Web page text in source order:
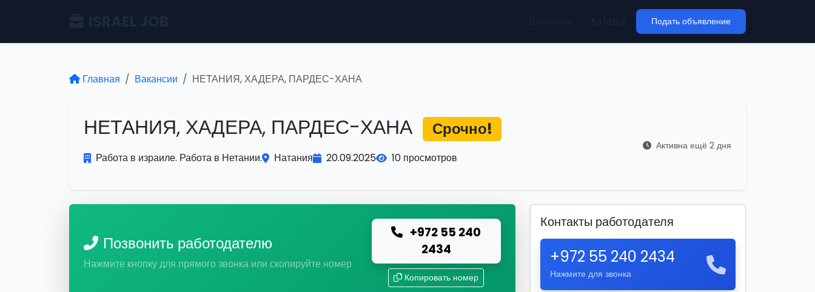
Подать объявление
Главная Вакансии НЕТАНИЯ, ХАДЕРА, ПАРДЕС-ХАНА
НЕТАНИЯ, ХАДЕРА, ПАРДЕС-ХАНА Срочно!
Работа в израиле. Работа в Нетании. Натания 20.09.2025 10 просмотров
Активна ещё 2 дня
Позвонить работодателю
Нажмите кнопку для прямого звонка или скопируйте номер
+972 55 240
2434
Копировать номер
Контакты работодателя
+972 55 240 2434
Нажмите для звонка